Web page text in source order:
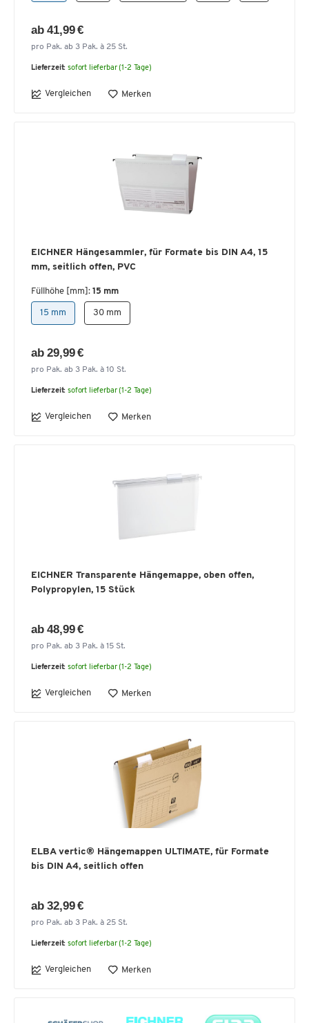
ab 41,99 €
pro Pak. ab 3 Pak. à 25 St.
Lieferzeit: sofort lieferbar (1-2 Tage)
Vergleichen Merken
EICHNER Hängesammler, für Formate bis DIN A4, 15
mm, seitlich offen, PVC
Füllhöhe [mm]: 15 mm
15 mm 30 mm
ab 29,99 €
pro Pak. ab 3 Pak. à 10 St.
Lieferzeit: sofort lieferbar (1-2 Tage)
Vergleichen Merken
EICHNER Transparente Hängemappe, oben offen,
Polypropylen, 15 Stück
ab 48,99 €
pro Pak. ab 3 Pak. à 15 St.
Lieferzeit: sofort lieferbar (1-2 Tage)
Vergleichen Merken
ELBA vertic® Hängemappen ULTIMATE, für Formate
bis DIN A4, seitlich offen
ab 32,99 €
pro Pak. ab 3 Pak. à 25 St.
Lieferzeit: sofort lieferbar (1-2 Tage)
Vergleichen Merken